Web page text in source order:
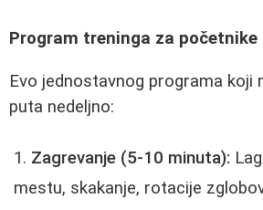
Program treninga za početnike
Evo jednostavnog programa koji
puta nedeljno:
Zagrevanje (5-10 minuta):
mestu, skakanje, rotacije